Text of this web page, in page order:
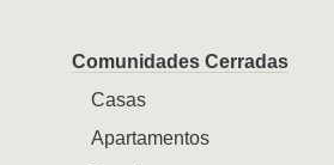
Comunidades Cerradas
Casas
Apartamentos